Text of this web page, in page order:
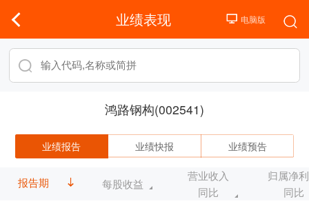
业绩表现
鸿路钢构(002541)
业绩报告 业绩快报 业绩预告
报告期 每股收益
营业收入
同比
归属净
同比